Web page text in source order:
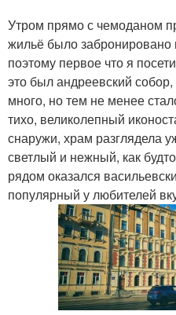
Утром прямо с чемоданом
жильё было забронировано
поэтому первое что я
это был андреевский
много, но тем не менее
тихо, великолепный
снаружи, храм разглядела
светлый и нежный, как
рядом оказался
популярный у любителей